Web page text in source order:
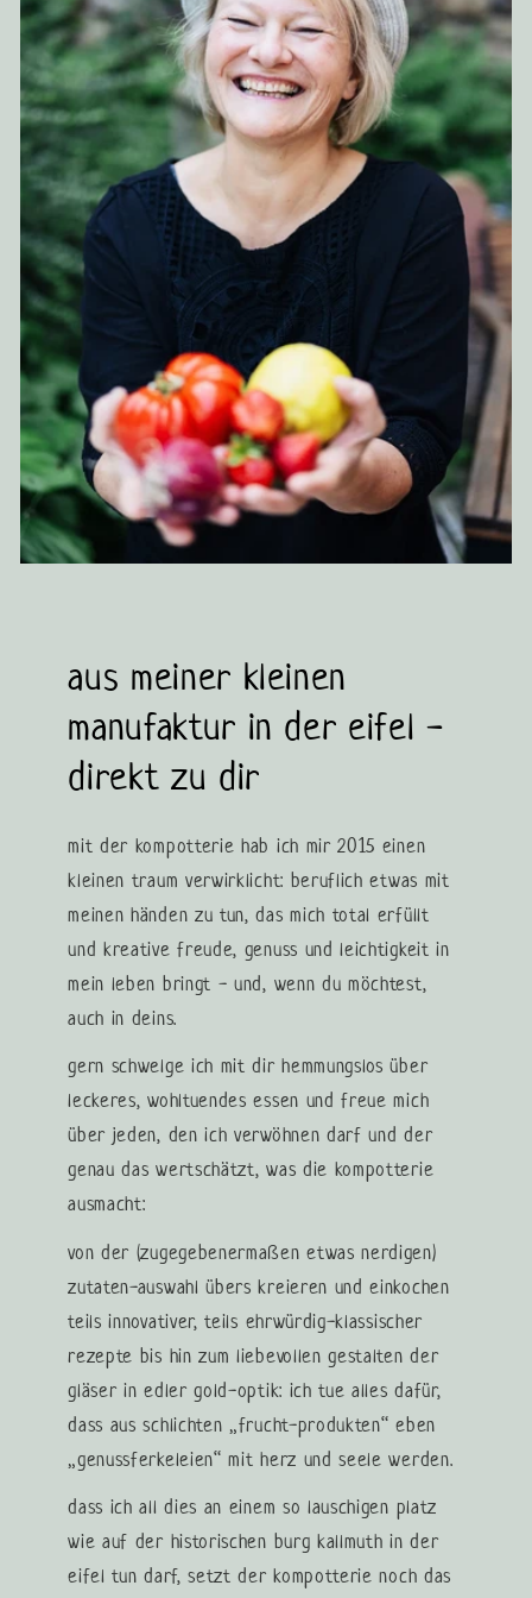
aus meiner kleinen
manufaktur in der eifel -
direkt zu dir
mit der kompotterie hab ich mir 2015 einen
kleinen traum verwirklicht: beruflich etwas mit
meinen händen zu tun, das mich total erfüllt
und kreative freude, genuss und leichtigkeit in
mein leben bringt - und, wenn du möchtest,
auch in deins.
gern schwelge ich mit dir hemmungslos über
leckeres, wohltuendes essen und freue mich
über jeden, den ich verwöhnen darf und der
genau das wertschätzt, was die kompotterie
ausmacht:
von der (zugegebenermaßen etwas nerdigen)
zutaten-auswahl übers kreieren und einkochen
teils innovativer, teils ehrwürdig-klassischer
rezepte bis hin zum liebevollen gestalten der
gläser in edler gold-optik: ich tue alles dafür,
dass aus schlichten „frucht-produkten“ eben
„genussferkeleien“ mit herz und seele werden.
dass ich all dies an einem so lauschigen platz
wie auf der historischen burg kallmuth in der
eifel tun darf, setzt der kompotterie noch das